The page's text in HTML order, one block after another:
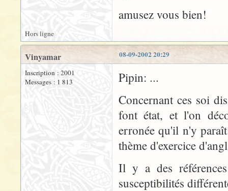
amusez vous bien!
Hors ligne
08-09-2002 20:29
Vinyamar
Inscription : 2001
Messages : 1 813
Pipin: ...
Concernant ces soi
font état, et l'on
erronée qu'il n'y
thème d'exercice
Il y a des
susceptibilités